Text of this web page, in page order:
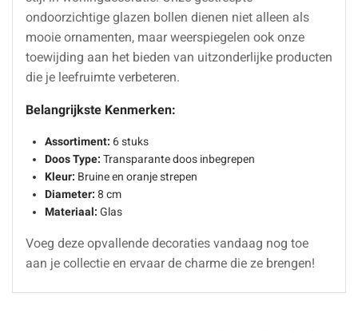
ondoorzichtige glazen bollen dienen niet alleen als
mooie ornamenten, maar weerspiegelen ook onze
toewijding aan het bieden van uitzonderlijke producten
die je leefruimte verbeteren.
Belangrijkste Kenmerken:
Assortiment: 6 stuks
Doos Type: Transparante doos inbegrepen
Kleur: Bruine en oranje strepen
Diameter: 8 cm
Materiaal: Glas
Voeg deze opvallende decoraties vandaag nog toe
aan je collectie en ervaar de charme die ze brengen!